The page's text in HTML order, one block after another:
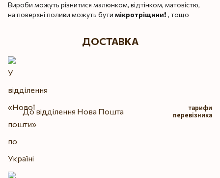
Вироби можуть різнитися малюнком, відтінком, матовістю,
на поверхні поливи можуть бути мікротріщини❗️ , тощо
ДОСТАВКА
До відділення Нова Пошта
тарифи
перевізника